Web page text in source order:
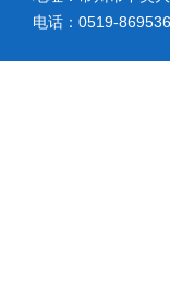
电话：0519-